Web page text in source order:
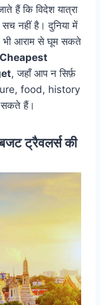
हैं कि विदेश यात्रा
नहीं है। दुनिया में
आराम से घूम सकते
, जहाँ आप न सिर्फ़
food, history
हैं।
ट्रैवलर्स की